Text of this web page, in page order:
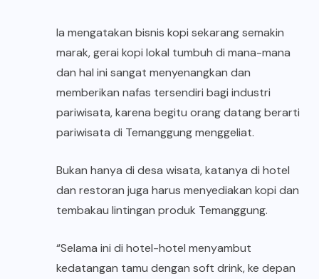
Ia mengatakan bisnis kopi sekarang semakin
marak, gerai kopi lokal tumbuh di mana-mana
dan hal ini sangat menyenangkan dan
memberikan nafas tersendiri bagi industri
pariwisata, karena begitu orang datang berarti
pariwisata di Temanggung menggeliat.
Bukan hanya di desa wisata, katanya di hotel
dan restoran juga harus menyediakan kopi dan
tembakau lintingan produk Temanggung.
“Selama ini di hotel-hotel menyambut
kedatangan tamu dengan soft drink, ke depan